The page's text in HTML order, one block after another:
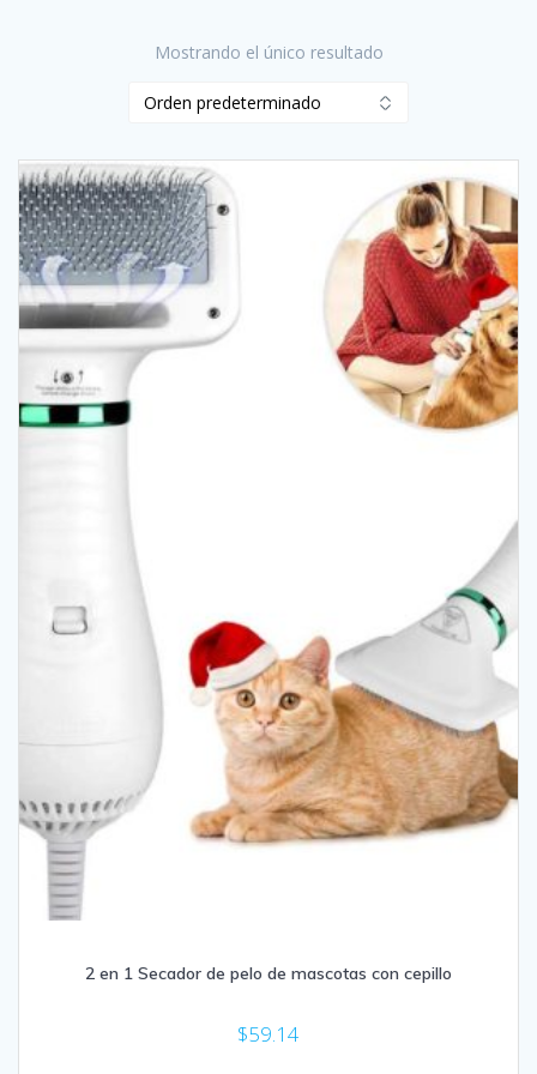
Mostrando el único resultado
2 en 1 Secador de pelo de mascotas con cepillo
$59.14